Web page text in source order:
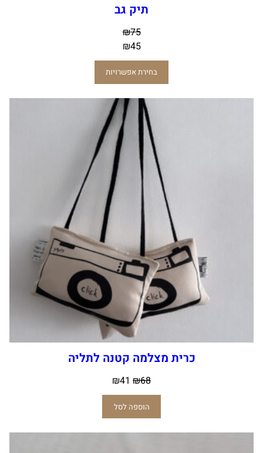
תיק גב
₪75
₪45
בחירת אפשרויות
כרית מצלמה קטנה לתליה
₪68
₪41
הוספה לסל